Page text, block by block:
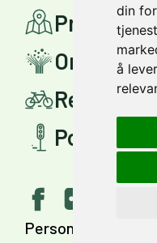
din
å
Prosjekter
Om
Reis
Politisk
Personvern